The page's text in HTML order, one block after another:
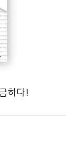
하다!